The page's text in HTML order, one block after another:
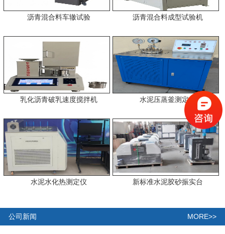
沥青混合料车辙试验 沥青混合料成型试验机
乳化沥青破乳速度搅拌机 水泥压蒸釜测定仪
水泥水化热测定仪 新标准水泥胶砂振实台
公司新闻 MORE>>